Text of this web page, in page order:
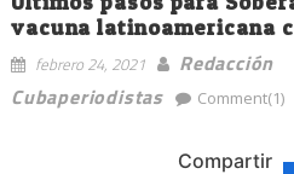
vacuna latinoamericana
febrero 24, 2021
Redacción
Cubaperiodistas
Comment(1)
Compartir